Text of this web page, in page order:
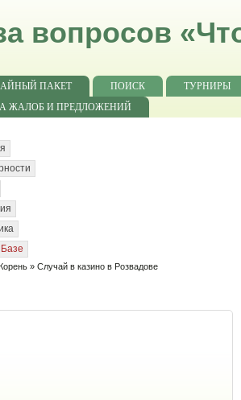
вопросов
ПАКЕТ ПОИСК
ТУРНИРЫ
ЖАЛОБ И ПРЕДЛОЖЕНИЙ
Корень » Случай в казино в Розвадове